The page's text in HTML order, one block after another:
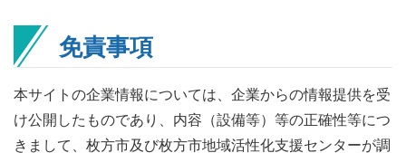
免責事項
本サイトの企業情報については、企業からの情報提供を受
け公開したものであり、内容（設備等）等の正確性等につ
きまして、枚方市及び枚方市地域活性化支援センターが調